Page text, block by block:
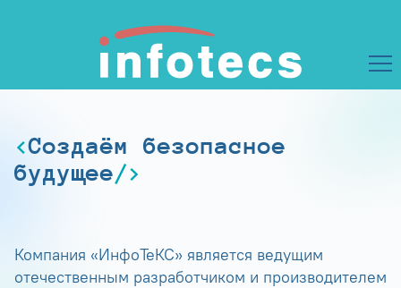
Создаём безопасное
будущее
Компания «ИнфоТеКС» является ведущим
отечественным разработчиком и производителем